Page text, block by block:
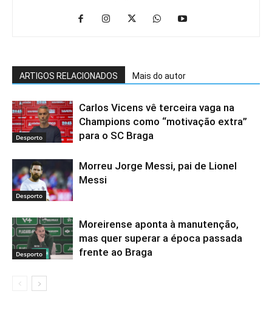
ARTIGOS RELACIONADOS Mais do autor
Desporto
Carlos Vicens vê terceira vaga na
Champions como “motivação extra”
para o SC Braga
Desporto
Morreu Jorge Messi, pai de Lionel
Messi
Desporto
Moreirense aponta à manutenção,
mas quer superar a época passada
frente ao Braga